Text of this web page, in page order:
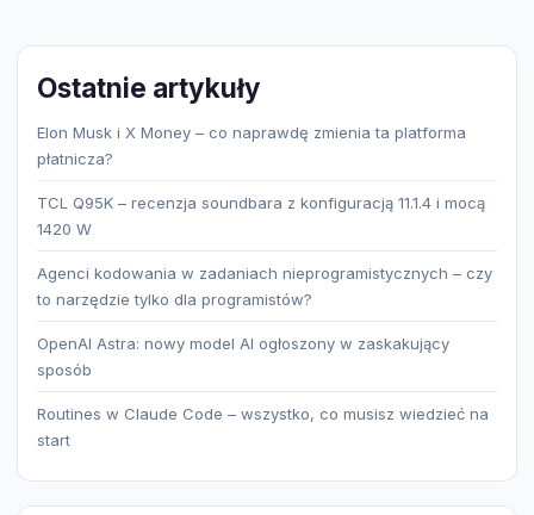
Ostatnie artykuły
Elon Musk i X Money – co naprawdę zmienia ta platforma
płatnicza?
TCL Q95K – recenzja soundbara z konfiguracją 11.1.4 i mocą
1420 W
Agenci kodowania w zadaniach nieprogramistycznych – czy
to narzędzie tylko dla programistów?
OpenAI Astra: nowy model AI ogłoszony w zaskakujący
sposób
Routines w Claude Code – wszystko, co musisz wiedzieć na
start